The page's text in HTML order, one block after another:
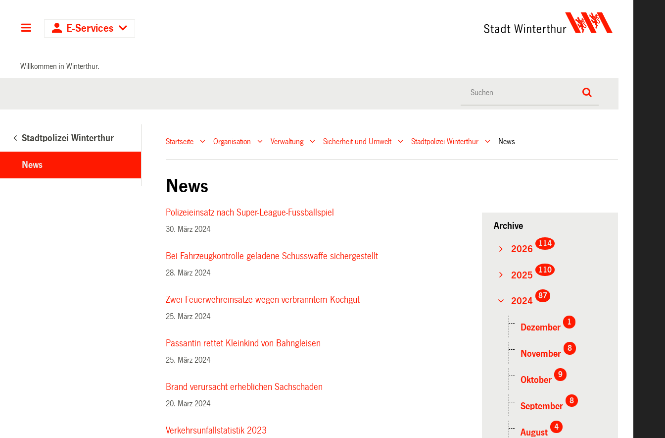
Hauptnavigation
E-Services
Willkommen in Winterthur.
Stadtpolizei Winterthur
News
Startseite Organisation Verwaltung Sicherheit und Umwelt Stadtpolizei Winterthur News
News
Polizeieinsatz nach Super-League-Fussballspiel
30. März 2024
Bei Fahrzeugkontrolle geladene Schusswaffe sichergestellt
28. März 2024
Zwei Feuerwehreinsätze wegen verbranntem Kochgut
25. März 2024
Passantin rettet Kleinkind von Bahngleisen
25. März 2024
Brand verursacht erheblichen Sachschaden
20. März 2024
Verkehrsunfallstatistik 2023
Archive
2026
114
2025
110
2024
87
Dezember
1
November
8
Oktober
9
September
8
August
4